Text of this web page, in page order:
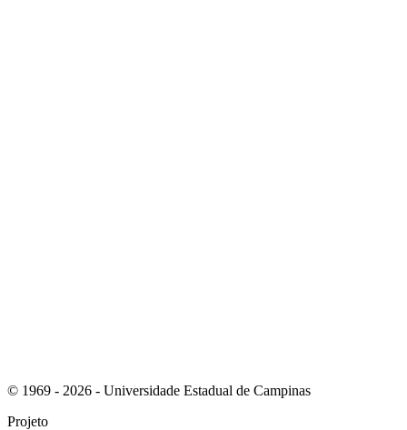
© 1969 - 2026 - Universidade Estadual de Campinas
Projeto